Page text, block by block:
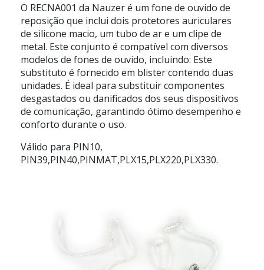
O RECNA001 da Nauzer é um fone de ouvido de
reposição que inclui dois protetores auriculares
de silicone macio, um tubo de ar e um clipe de
metal. Este conjunto é compatível com diversos
modelos de fones de ouvido, incluindo: Este
substituto é fornecido em blister contendo duas
unidades. É ideal para substituir componentes
desgastados ou danificados dos seus dispositivos
de comunicação, garantindo ótimo desempenho e
conforto durante o uso.
Válido para PIN10,
PIN39,PIN40,PINMAT,PLX15,PLX220,PLX330.